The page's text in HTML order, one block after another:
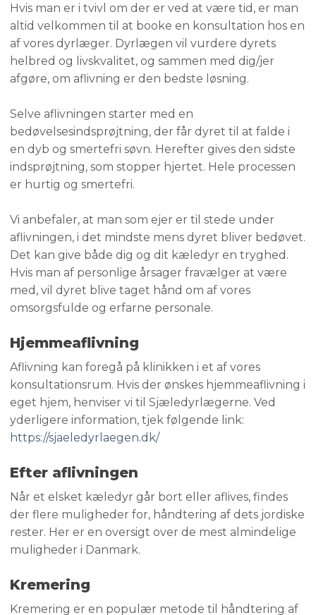
Hvis man er i tvivl om der er ved at være tid, er man
altid velkommen til at booke en konsultation hos en
af vores dyrlæger. Dyrlægen vil vurdere dyrets
helbred og livskvalitet, og sammen med dig/jer
afgøre, om aflivning er den bedste løsning.
Selve aflivningen starter med en
bedøvelsesindsprøjtning, der får dyret til at falde i
en dyb og smertefri søvn. Herefter gives den sidste
indsprøjtning, som stopper hjertet. Hele processen
er hurtig og smertefri.
Vi anbefaler, at man som ejer er til stede under
aflivningen, i det mindste mens dyret bliver bedøvet.
Det kan give både dig og dit kæledyr en tryghed.
Hvis man af personlige årsager fravælger at være
med, vil dyret blive taget hånd om af vores
omsorgsfulde og erfarne personale.
Hjemmeaflivning
​Aflivning kan foregå på klinikken i et af vores
konsultationsrum. Hvis der ønskes hjemmeaflivning i
eget hjem, henviser vi til Sjæledyrlægerne. Ved
yderligere information, tjek følgende link:
https://sjaeledyrlaegen.dk/
Efter aflivningen
​Når et elsket kæledyr går bort eller aflives, findes
der flere muligheder for, håndtering af dets jordiske
rester. Her er en oversigt over de mest almindelige
muligheder i Danmark.
Kremering
​Kremering er en populær metode til håndtering af